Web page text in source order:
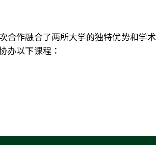
合作融合了两所大学的独特优势和学
办以下课程：